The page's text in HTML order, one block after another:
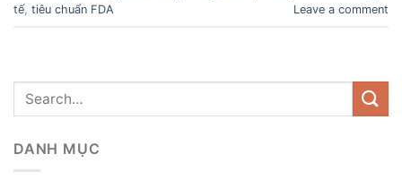
tế, tiêu chuẩn FDA Leave a comment
DANH MỤC